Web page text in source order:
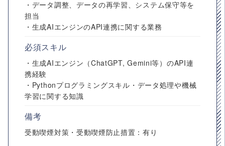
・データ調整、データの再学習、システム保守等を
担当
・生成AIエンジンのAPI連携に関する業務
必須スキル
・生成AIエンジン（ChatGPT, Gemini等）のAPI連
携経験
・Pythonプログラミングスキル・データ処理や機械
学習に関する知識
備考
受動喫煙対策・受動喫煙防止措置：有り